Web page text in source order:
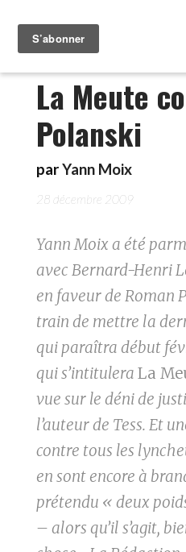
La Meute
Polanski
parYann Moix
28 décembre 2009
Yann Moix a été
avec Bernard-Henri
en faveur de Roman
train de mettre la
qui paraîtra début
qui s’intitulera La
vue sur le déni de
l’auteur de Tess. Et
contre tous les
en sont encore à
prétendu « deux
– alors qu’il s’agit,